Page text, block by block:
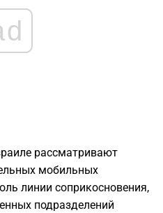
рассматривают
мобильных
линии соприкосновения,
подразделений